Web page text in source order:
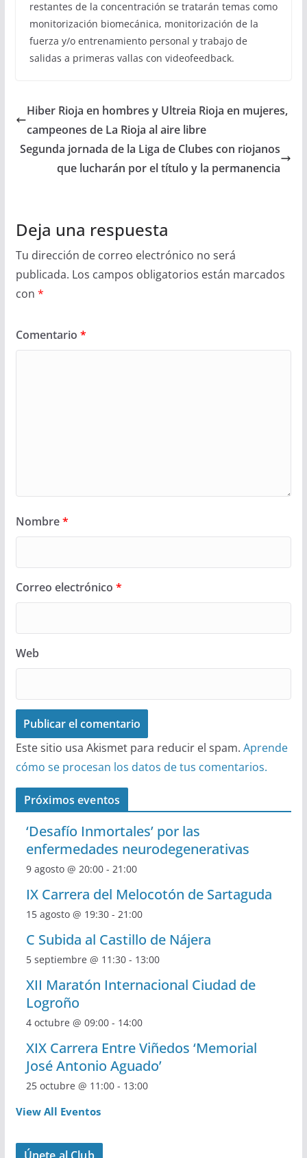
restantes de la concentración se tratarán temas como
monitorización biomecánica, monitorización de la
fuerza y/o entrenamiento personal y trabajo de
salidas a primeras vallas con videofeedback.
Hiber Rioja en hombres y Ultreia Rioja en mujeres,
campeones de La Rioja al aire libre
Segunda jornada de la Liga de Clubes con riojanos
que lucharán por el título y la permanencia
Deja una respuesta
Tu dirección de correo electrónico no será
publicada. Los campos obligatorios están marcados
con *
Comentario *
Nombre*
Correo electrónico *
Web
Este sitio usa Akismet para reducir el spam. Aprende
cómo se procesan los datos de tus comentarios.
Próximos eventos
‘Desafío Inmortales’ por las
enfermedades neurodegenerativas
9 agosto @ 20:00- 21:00
IX Carrera del Melocotón de Sartaguda
15 agosto @ 19:30- 21:00
C Subida al Castillo de Nájera
5 septiembre @ 11:30- 13:00
XII Maratón Internacional Ciudad de
Logroño
4 octubre @ 09:00- 14:00
XIX Carrera Entre Viñedos ‘Memorial
José Antonio Aguado’
25 octubre @ 11:00- 13:00
View All Eventos